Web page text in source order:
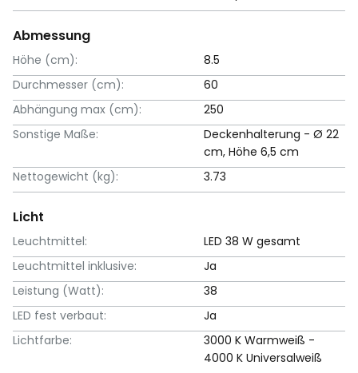
Abmessung
Höhe (cm):
8.5
Durchmesser (cm):
60
Abhängung max (cm):
250
Sonstige Maße:
Deckenhalterung - Ø 22
cm, Höhe 6,5 cm
Nettogewicht (kg):
3.73
Licht
Leuchtmittel:
LED 38 W gesamt
Leuchtmittel inklusive:
Ja
Leistung (Watt):
38
LED fest verbaut:
Ja
Lichtfarbe:
3000 K Warmweiß -
4000 K Universalweiß